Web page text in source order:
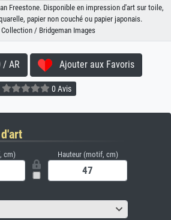
Freestone. Disponible en impression d'art sur toile,
papier non couché ou papier japonais.
/ Bridgeman Images
/ AR Ajouter aux Favoris
0 Avis
cm) Hauteur (motif, cm)